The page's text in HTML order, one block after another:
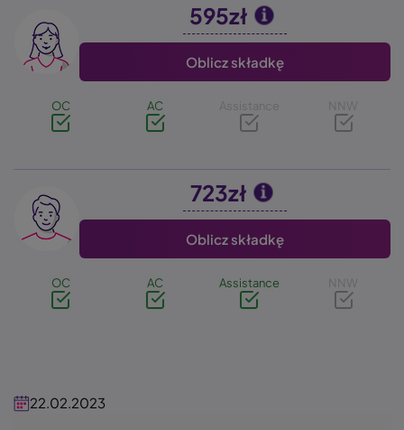
Image 595zł
Oblicz składkę
OC AC Assistance NNW
Image 723zł
Oblicz składkę
OC AC Assistance NNW
22.02.2023